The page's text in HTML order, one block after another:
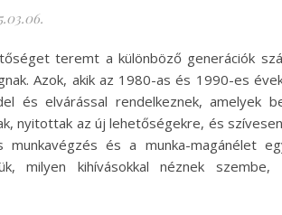
teremt a különböző generációk
Azok, akik az 1980-as és 1990-es
elvárással rendelkeznek, amelyek
nyitottak az új lehetőségekre, és
és a munka-magánélet
milyen kihívásokkal néznek